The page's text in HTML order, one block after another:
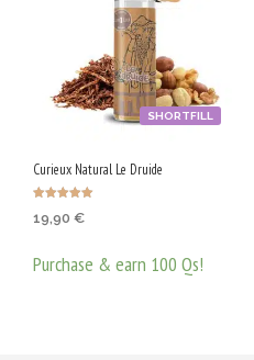
SHORTFILL
Curieux Natural Le Druide
5.00
19,90 €
Purchase & earn 100 Qs!